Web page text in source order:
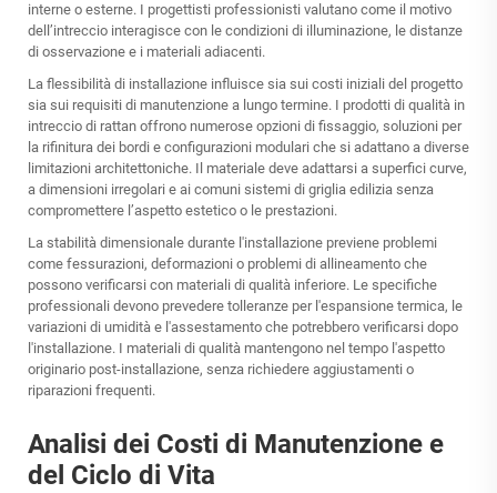
interne o esterne. I progettisti professionisti valutano come il motivo
dell’intreccio interagisce con le condizioni di illuminazione, le distanze
di osservazione e i materiali adiacenti.
La flessibilità di installazione influisce sia sui costi iniziali del progetto
sia sui requisiti di manutenzione a lungo termine. I prodotti di qualità in
intreccio di rattan offrono numerose opzioni di fissaggio, soluzioni per
la rifinitura dei bordi e configurazioni modulari che si adattano a diverse
limitazioni architettoniche. Il materiale deve adattarsi a superfici curve,
a dimensioni irregolari e ai comuni sistemi di griglia edilizia senza
compromettere l’aspetto estetico o le prestazioni.
La stabilità dimensionale durante l'installazione previene problemi
come fessurazioni, deformazioni o problemi di allineamento che
possono verificarsi con materiali di qualità inferiore. Le specifiche
professionali devono prevedere tolleranze per l'espansione termica, le
variazioni di umidità e l'assestamento che potrebbero verificarsi dopo
l'installazione. I materiali di qualità mantengono nel tempo l'aspetto
originario post-installazione, senza richiedere aggiustamenti o
riparazioni frequenti.
Analisi dei Costi di Manutenzione e
del Ciclo di Vita